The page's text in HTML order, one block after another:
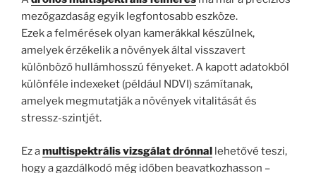
mezőgazdaság egyik legfontosabb eszköze.
Ezek a felmérések olyan kamerákkal készülnek,
amelyek érzékelik a növények által visszavert
különböző hullámhosszú fényeket. A kapott adatokból
különféle indexeket (például NDVI) számítanak,
amelyek megmutatják a növények vitalitását és
stressz-szintjét.
Ez amultispektrális vizsgálat drónnal lehetővé teszi,
hogy a gazdálkodó még időben beavatkozhasson –